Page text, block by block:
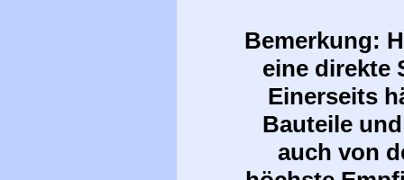
Bemerkung:
eine direkte
Einerseits
Bauteile
auch von